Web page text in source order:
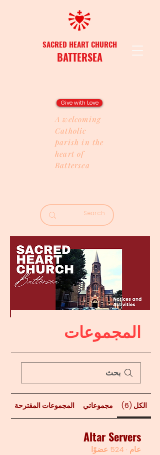
Give with Love
SACRED HEART CHURCH
BATTERSEA
A welcoming
Catholic
parish in the
heart of
Battersea
المجموعات
الكل (6) مجموعاتي المجموعات المقترحة
Altar Servers
عام · 524 عضوًا